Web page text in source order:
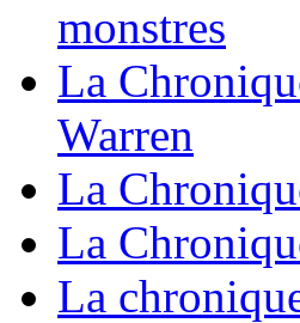
monstres
La
Warren
La
La
La